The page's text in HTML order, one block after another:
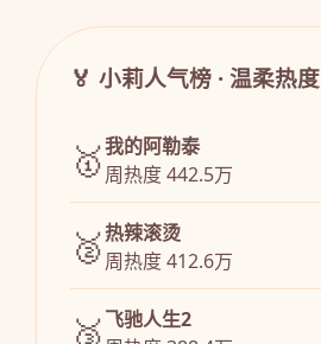
🏅 小莉人气榜 · 温柔热度
🥇我的阿勒泰
周热度 442.5万
🥈热辣滚烫
周热度 412.6万
🥉飞驰人生2